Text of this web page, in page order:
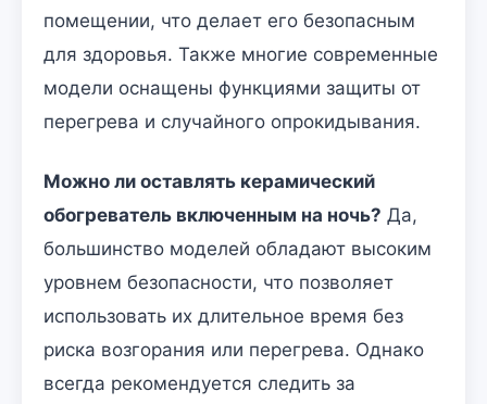
помещении, что делает его безопасным
для здоровья. Также многие современные
модели оснащены функциями защиты от
перегрева и случайного опрокидывания.
Можно ли оставлять керамический
обогреватель включенным на ночь? Да,
большинство моделей обладают высоким
уровнем безопасности, что позволяет
использовать их длительное время без
риска возгорания или перегрева. Однако
всегда рекомендуется следить за